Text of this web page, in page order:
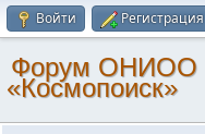
Войти Регистрация
Форум ОНИОО
«Космопоиск»